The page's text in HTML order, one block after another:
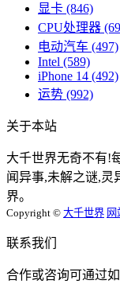
显卡 (846)
CPU处理器
电动汽车 (497)
Intel (589)
iPhone 14 (492)
运势 (992)
关于本站
大千世界无奇不有!
闻异事,未解之谜,灵
界。
Copyright © 大千世界 网
联系我们
合作或咨询可通过如